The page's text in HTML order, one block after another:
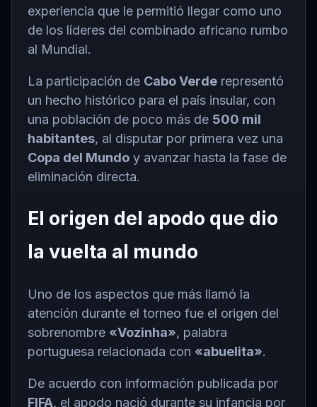
experiencia que le permitió llegar como uno
de los líderes del combinado africano rumbo
al Mundial.
La participación de Cabo Verde representó
un hecho histórico para el país insular, con
una población de poco más de 500 mil
habitantes, al disputar por primera vez una
Copa del Mundo y avanzar hasta la fase de
eliminación directa.
El origen del apodo que dio
la vuelta al mundo
Uno de los aspectos que más llamó la
atención durante el torneo fue el origen del
sobrenombre «Vozinha», palabra
portuguesa relacionada con «abuelita».
De acuerdo con información publicada por
FIFA, el apodo nació durante su infancia por